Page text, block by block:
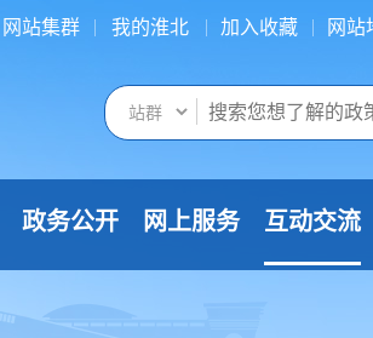
网站集群 我的淮北 加入收藏 网站
政务公开 网上服务 互动交流